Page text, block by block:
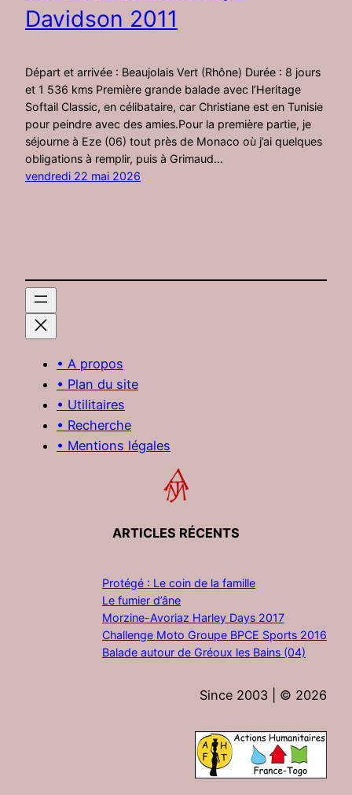
Davidson 2011
Départ et arrivée : Beaujolais Vert (Rhône) Durée : 8 jours
et 1 536 kms Première grande balade avec l’Heritage
Softail Classic, en célibataire, car Christiane est en Tunisie
pour peindre avec des amies.Pour la première partie, je
séjourne à Eze (06) tout près de Monaco où j’ai quelques
obligations à remplir, puis à Grimaud…
vendredi 22 mai 2026
• A propos
• Plan du site
• Utilitaires
• Recherche
• Mentions légales
ARTICLES RÉCENTS
Protégé : Le coin de la famille
Le fumier d’âne
Morzine-Avoriaz Harley Days 2017
Challenge Moto Groupe BPCE Sports 2016
Balade autour de Gréoux les Bains (04)
Since 2003 | © 2026